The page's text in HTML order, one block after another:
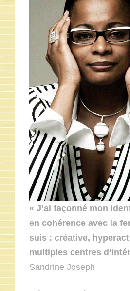
« J’ai façonné mon
en cohérence avec la
suis : créative,
multiples centres
Sandrine Joseph